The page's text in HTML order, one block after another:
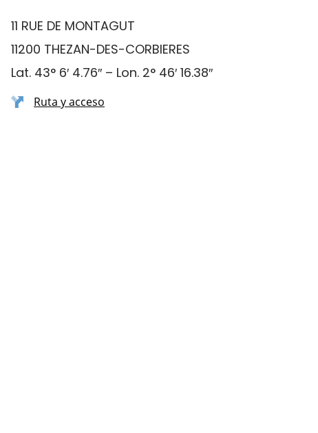
11 RUE DE MONTAGUT
11200 THEZAN-DES-CORBIERES
Lat. 43° 6′ 4.76″ – Lon. 2° 46′ 16.38″
Ruta y acceso